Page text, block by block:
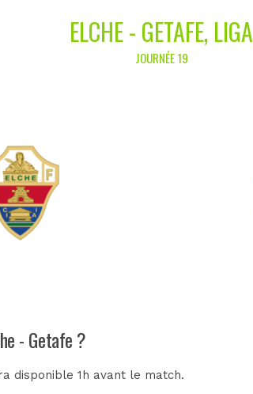
ELCHE - GETAFE, LIGA
JOURNÉE 19
- Getafe ?
disponible 1h avant le match.